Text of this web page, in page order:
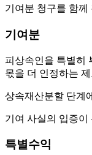
기여분 청구를 함께
기여분
피상속인을 특별히
몫을 더 인정하는
상속재산분할 단계
기여 사실의 입증이
특별수익